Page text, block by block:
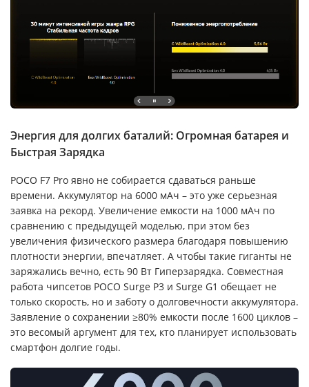
Энергия для долгих баталий: Огромная батарея и
Быстрая Зарядка
POCO F7 Pro явно не собирается сдаваться раньше
времени. Аккумулятор на 6000 мАч – это уже серьезная
заявка на рекорд. Увеличение емкости на 1000 мАч по
сравнению с предыдущей моделью, при этом без
увеличения физического размера благодаря повышению
плотности энергии, впечатляет. А чтобы такие гиганты не
заряжались вечно, есть 90 Вт Гиперзарядка. Совместная
работа чипсетов POCO Surge P3 и Surge G1 обещает не
только скорость, но и заботу о долговечности аккумулятора.
Заявление о сохранении ≥80% емкости после 1600 циклов –
это весомый аргумент для тех, кто планирует использовать
смартфон долгие годы.